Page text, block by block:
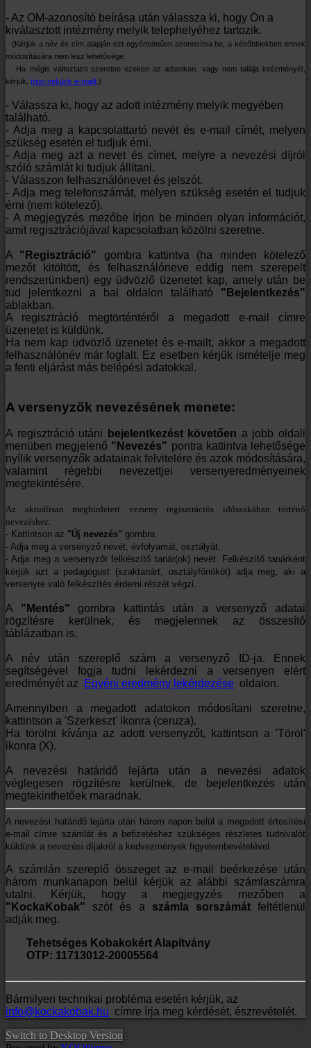
- Az OM-azonosító beírása után válassza ki, hogy Ön a
kiválasztott intézmény melyik telephelyéhez tartozik.
(Kérjük a név és cím alapján ezt egyértelműen azonosítsa be, a későbbiekben ennek
módosítására nem lesz lehetősége.
Ha mégis változtatni szeretne ezeken az adatokon, vagy nem találja intézményét,
kérjük, írjon nekünk e-mailt .)
- Válassza ki, hogy az adott intézmény melyik megyében
található.
- Adja meg a kapcsolattartó nevét és e-mail címét, melyen
szükség esetén el tudjuk érni.
- Adja meg azt a nevet és címet, melyre a nevezési díjról
szóló számlát ki tudjuk állítani.
- Válasszon felhasználónevet és jelszót.
- Adja meg telefonszámát, melyen szükség esetén el tudjuk
érni (nem kötelező).
- A megjegyzés mezőbe írjon be minden olyan információt,
amit regisztrációjával kapcsolatban közölni szeretne.
A "Regisztráció" gombra kattintva (ha minden kötelező
mezőt kitöltött, és felhasználóneve eddig nem szerepelt
rendszerünkben) egy üdvözlő üzenetet kap, amely után be
tud jelentkezni a bal oldalon található "Bejelentkezés"
ablakban.
A regisztráció megtörténtéről a megadott e-mail címre
üzenetet is küldünk.
Ha nem kap üdvözlő üzenetet és e-mailt, akkor a megadott
felhasználónév már foglalt. Ez esetben kérjük ismételje meg
a fenti eljárást más belépési adatokkal.
A versenyzők nevezésének menete:
A regisztráció utáni bejelentkezést követően a jobb oldali
menüben megjelenő "Nevezés" pontra kattintva lehetősége
nyílik versenyzők adatainak felvitelére és azok módosítására,
valamint régebbi nevezettjei versenyeredményeinek
megtekintésére.
Az aktuálisan meghirdetett verseny regisztrációs időszakában történő
nevezéshez:
- Kattintson az "Új nevezés" gombra
- Adja meg a versenyző nevét, évfolyamát, osztályát.
- Adja meg a versenyzőt felkészítő tanár(ok) nevét. Felkészítő tanárként
kérjük azt a pedagógust (szaktanárt, osztályfőnököt) adja meg, aki a
versenyre való felkészítés érdemi részét végzi.
A "Mentés" gombra kattintás után a versenyző adatai
rögzítésre kerülnek, és megjelennek az összesítő
táblázatban is.
A név után szereplő szám a versenyző ID-ja. Ennek
segítségével fogja tudni lekérdezni a versenyen elért
eredményét az
Egyéni eredmény lekérdezése oldalon.
Amennyiben a megadott adatokon módosítani szeretne,
kattintson a 'Szerkeszt' ikonra (ceruza).
Ha törölni kívánja az adott versenyzőt, kattintson a 'Töröl'
ikonra (X).
A nevezési határidő lejárta után a nevezési adatok
véglegesen rögzítésre kerülnek, de bejelentkezés után
megtekinthetőek maradnak.
A nevezési határidő lejárta után három napon belül a megadott értesítési
e-mail címre számlát és a befizetéshez szükséges részletes tudnivalót
küldünk a nevezési díjakról a kedvezmények figyelembevételével.
A számlán szereplő összeget az e-mail beérkezése után
három munkanapon belül kérjük az alábbi számlaszámra
utalni.
Kérjük, hogy a megjegyzés mezőben a
"KockaKobak"
szót és a számla sorszámátfeltétlenül
adják meg.
Tehetséges Kobakokért Alapítvány
OTP: 11713012-20005564
Bármilyen technikai probléma esetén kérjük, az
info@kockakobak.hu címre írja meg kérdését, észrevételét.
Switch to Desktop Version